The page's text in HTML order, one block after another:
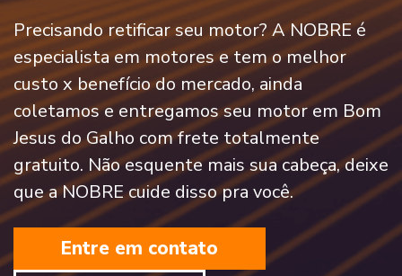
Precisando retificar seu motor? A NOBRE é
especialista em motores e tem o melhor
custo x benefício do mercado, ainda
coletamos e entregamos seu motor em Bom
Jesus do Galho com frete totalmente
gratuito. Não esquente mais sua cabeça, deixe
que a NOBRE cuide disso pra você.
Entre em contato